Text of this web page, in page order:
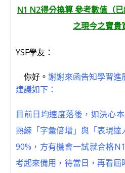
N1 N2得分換算 參考數值（
之現今之寶貴
YSF學友：
你好。 謝謝來函告知學習進
建議如下：
目前日均速度落後，如決心
熟練「字彙倍增」與「表現
90%，方有機會一試就合格
考起來備用，待當日，再看